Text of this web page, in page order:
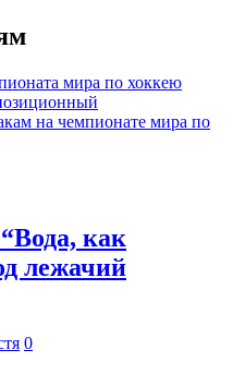
мира по хоккею
на чемпионате мира по
как
лежачий
0